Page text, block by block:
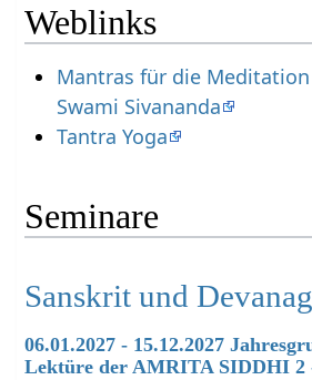
Weblinks
Mantras für die
Swami Sivananda
Tantra Yoga
Seminare
Sanskrit und
06.01.2027 - 15.12.2027
Lektüre der AMRITA SIDDHI 2